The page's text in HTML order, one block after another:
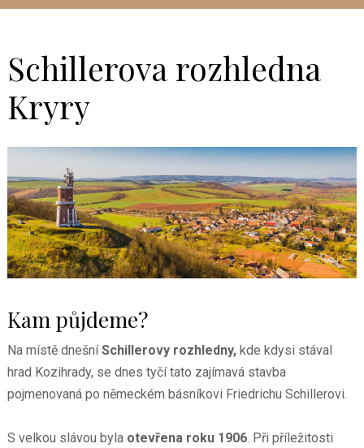
Schillerova rozhledna
Kryry
Kam půjdeme?
Na místě dnešníSchillerovy rozhledny,kde kdysi stával
hrad Kozihrady, se dnes tyčí tato zajímavá stavba
pojmenovaná po německém básníkovi Friedrichu Schillerovi.
S velkou slávou byla otevřena roku 1906. Při příležitosti